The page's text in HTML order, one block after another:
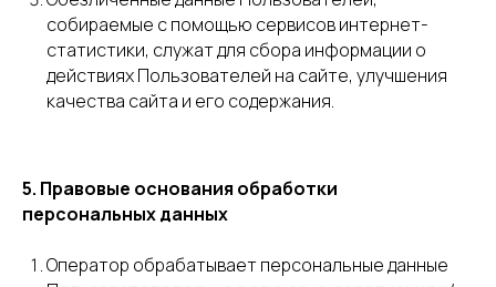
собираемые с помощью сервисов интернет-
статистики, служат для сбора информации о
действиях Пользователей на сайте, улучшения
качества сайта и его содержания.
5. Правовые основания обработки
персональных данных
Оператор обрабатывает персональные данные